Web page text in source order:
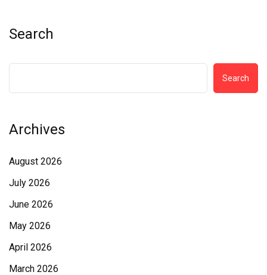
Search
Search
Archives
August 2026
July 2026
June 2026
May 2026
April 2026
March 2026